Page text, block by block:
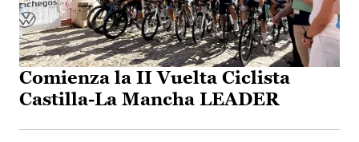
Comienza la II Vuelta Ciclista
Castilla-La Mancha LEADER